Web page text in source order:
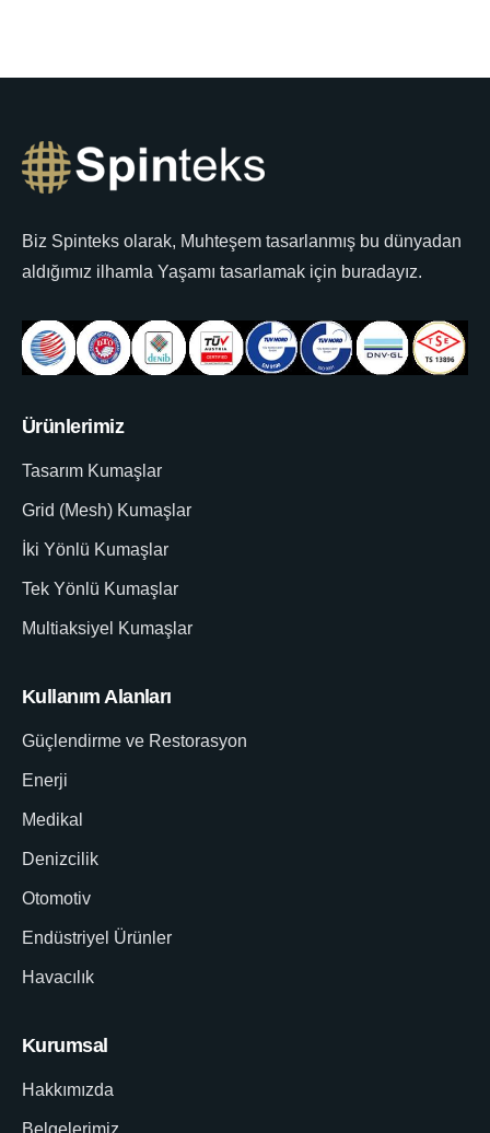
Biz Spinteks olarak, Muhteşem tasarlanmış bu dünyadan
aldığımız ilhamla Yaşamı tasarlamak için buradayız.
Ürünlerimiz
Tasarım Kumaşlar
Grid (Mesh) Kumaşlar
İki Yönlü Kumaşlar
Tek Yönlü Kumaşlar
Multiaksiyel Kumaşlar
Kullanım Alanları
Güçlendirme ve Restorasyon
Enerji
Medikal
Denizcilik
Otomotiv
Endüstriyel Ürünler
Havacılık
Kurumsal
Hakkımızda
Belgelerimiz